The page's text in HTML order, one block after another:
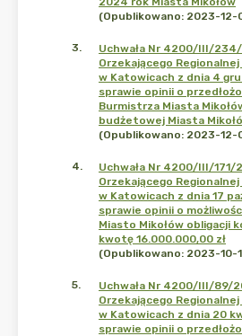
(Opublikowano: 2023-12-
3.
Uchwała Nr 4200/III/234/
Orzekającego
w Katowicach z dnia 4
sprawie opinii o
Burmistrza Miasta
budżetowej Miasta
(Opublikowano: 2023-12-
4.
Uchwała Nr 4200/III/171/
Orzekającego
w Katowicach z dnia 17
sprawie opinii o
Miasto Mikołów obligacji
kwotę 16.000.000,00 zł
(Opublikowano: 2023-10-
5.
Uchwała Nr 4200/III/89/
Orzekającego
w Katowicach z dnia 20
sprawie opinii o